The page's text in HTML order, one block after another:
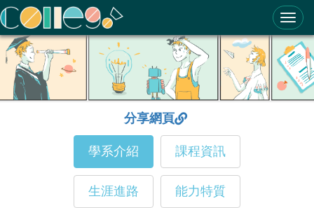
ColleGo! 大學選才與高中育才輔助系統
分享網頁
學系介紹 課程資訊
生涯進路 能力特質